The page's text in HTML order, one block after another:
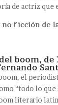
de actriz que
ficción de
boom, de
el
“todo lo que
literario